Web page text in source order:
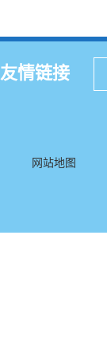
友情链接
网站地图